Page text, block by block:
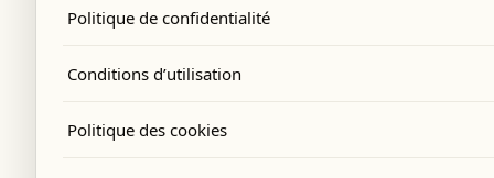
Politique de confidentialité
Conditions d’utilisation
Politique des cookies